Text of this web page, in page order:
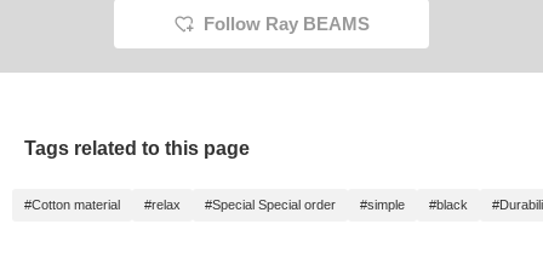
Follow Ray BEAMS
Tags related to this page
#Cotton material #relax #Special Special order #simple #black